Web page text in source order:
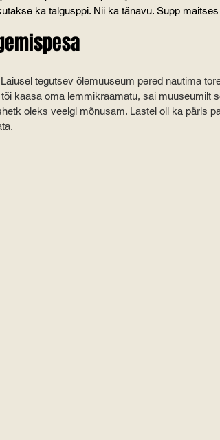
ka talgusppi. Nii ka tänavu. Supp maitses
tegutsev õlemuuseum pered nautima
kaasa oma lemmikraamatu, sai muuseumilt
oleks veelgi mõnusam. Lastel oli ka päris